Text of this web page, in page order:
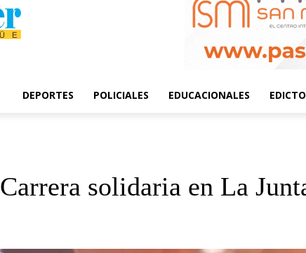
DEPORTES POLICIALES EDUCACIONALES
Carrera solidaria en La